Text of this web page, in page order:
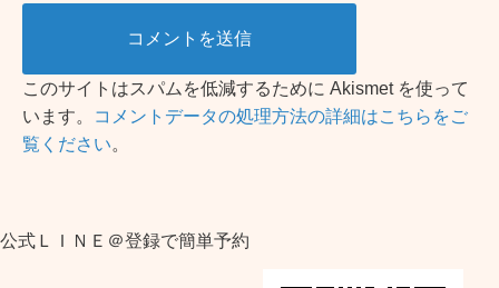
このサイトはスパムを低減するために Akismet を使って
います。
コメントデータの処理方法の詳細はこちらをご
覧ください。
公式ＬＩＮＥ＠登録で簡単予約